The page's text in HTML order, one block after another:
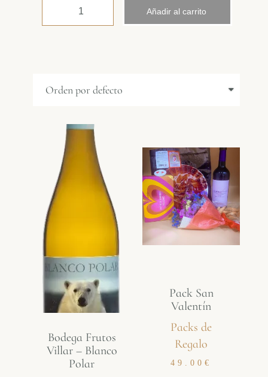
Añadir al carrito
Bodega Frutos
Villar – Blanco
Polar
Pack San
Valentín
Packs de
Regalo
49.00 €